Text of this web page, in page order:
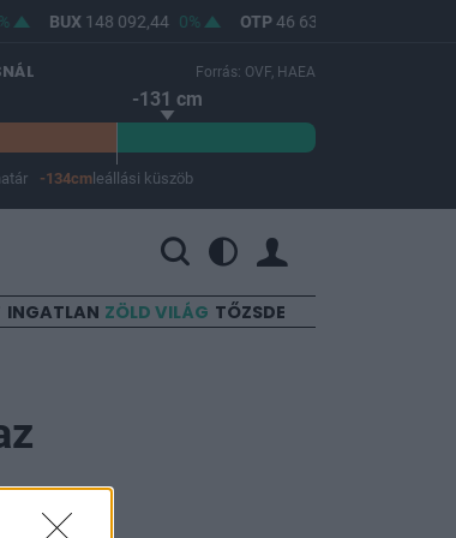
BUX148 092,44 0% OTP 46 630
Forrás: OVF, HAEA
-131 cm
-134cm leállási küszöb
INGATLAN ZÖLD VILÁG TŐZSDE